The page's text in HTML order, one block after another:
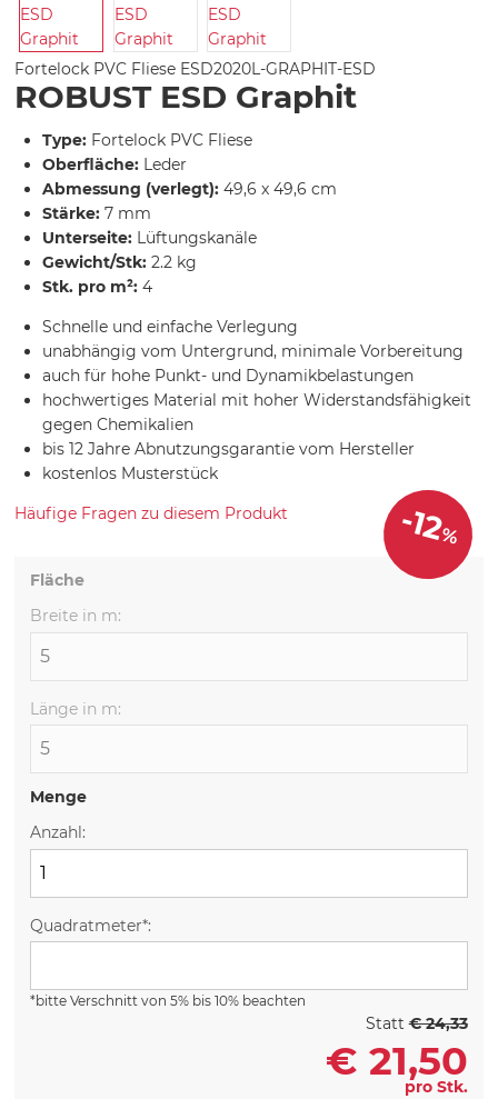
Fortelock PVC Fliese ESD2020L-GRAPHIT-ESD
ROBUST ESD Graphit
Type: Fortelock PVC Fliese
Oberfläche: Leder
Abmessung (verlegt): 49,6 x 49,6 cm
Stärke: 7 mm
Unterseite: Lüftungskanäle
Gewicht/Stk: 2.2 kg
Stk. pro m²: 4
Schnelle und einfache Verlegung
unabhängig vom Untergrund, minimale Vorbereitung
auch für hohe Punkt- und Dynamikbelastungen
hochwertiges Material mit hoher Widerstandsfähigkeit
gegen Chemikalien
bis 12 Jahre Abnutzungsgarantie vom Hersteller
kostenlos Musterstück
Häufige Fragen zu diesem Produkt
Fläche
Breite in m:
Länge in m:
Menge
Anzahl:
Quadratmeter*:
*bitte Verschnitt von 5% bis 10% beachten
-12%
Statt€ 24,33
€ 21,50
pro Stk.